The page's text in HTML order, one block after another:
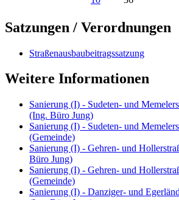
Satzungen / Verordnungen
Straßenausbaubeitragssatzung
Weitere Informationen
Sanierung (I) - Sudeten- und
(Ing. Büro Jung)
Sanierung (I) - Sudeten- und
(Gemeinde)
Sanierung (I) - Gehren- und
Büro Jung)
Sanierung (I) - Gehren- und
(Gemeinde)
Sanierung (I) - Danziger- und